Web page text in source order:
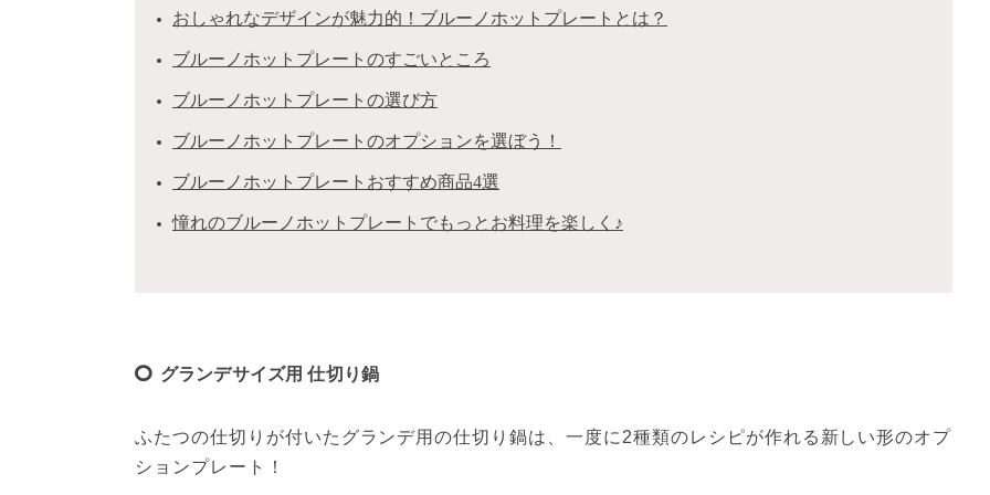
おしゃれなデザインが魅力的！ブルーノホットプレートとは？
ブルーノホットプレートのすごいところ
ブルーノホットプレートの選び方
ブルーノホットプレートのオプションを選ぼう！
ブルーノホットプレートおすすめ商品4選
憧れのブルーノホットプレートでもっとお料理を楽しく♪
グランデサイズ用 仕切り鍋
ふたつの仕切りが付いたグランデ用の仕切り鍋は、一度に2種類のレシピが作れる新しい形のオプ
ションプレート！